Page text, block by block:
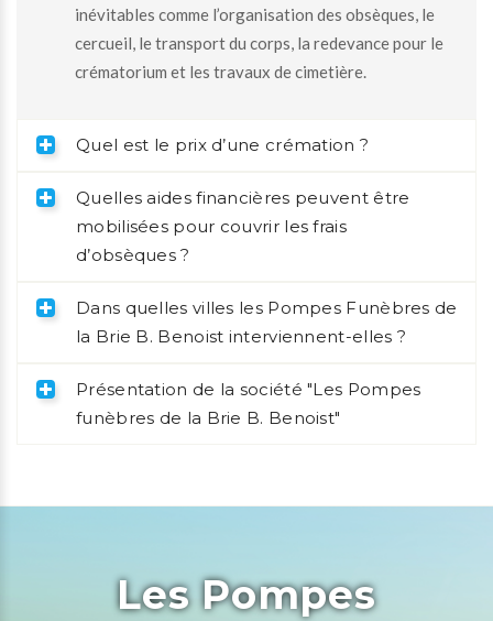
inévitables comme l’organisation des obsèques, le
cercueil, le transport du corps, la redevance pour le
crématorium et les travaux de cimetière.
Quel est le prix d’une crémation ?
Quelles aides financières peuvent être
mobilisées pour couvrir les frais
d’obsèques ?
Dans quelles villes les Pompes Funèbres de
la Brie B. Benoist interviennent-elles ?
Présentation de la société "Les Pompes
funèbres de la Brie B. Benoist"
Les Pompes